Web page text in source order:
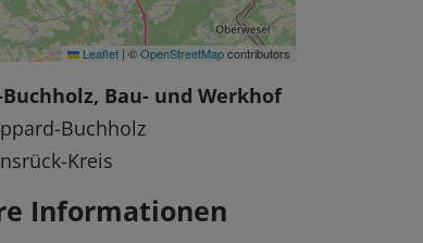
Leaflet | ©OpenStreetMapcontributors
Bau- und Werkhof
Buchholz
Kreis
Informationen